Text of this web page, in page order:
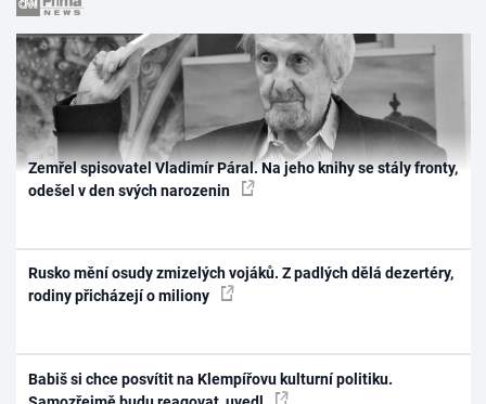
Zemřel spisovatel Vladimír Páral. Na jeho knihy se stály fronty,
odešel v den svých narozenin
Rusko mění osudy zmizelých vojáků. Z padlých dělá dezertéry,
rodiny přicházejí o miliony
Babiš si chce posvítit na Klempířovu kulturní politiku.